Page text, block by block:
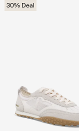
30% Deal